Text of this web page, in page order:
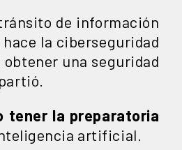
de información
la ciberseguridad
una seguridad
tener la preparatoria
artificial.